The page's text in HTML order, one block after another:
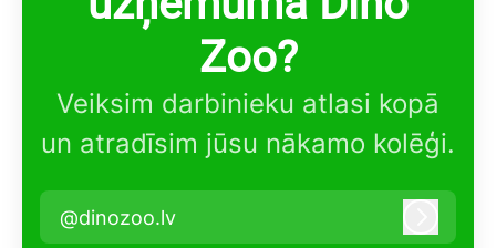
Zoo?
Veiksim darbinieku atlasi kopā
un atradīsim jūsu nākamo kolēģi.
@dinozoo.lv